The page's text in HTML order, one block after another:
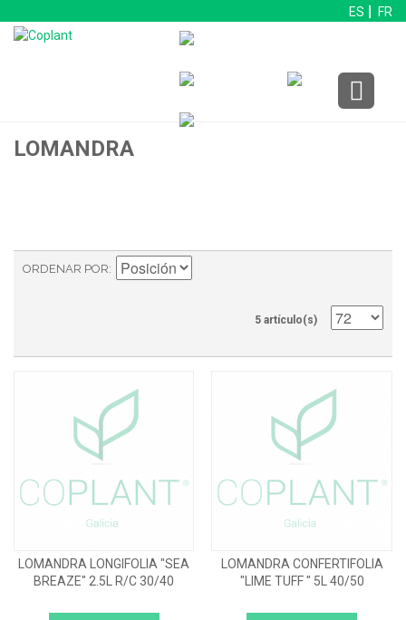
ES FR
LOMANDRA
ORDENAR POR
5 artículo(s)
LOMANDRA LONGIFOLIA "SEA
BREAZE" 2.5L R/C 30/40
LOMANDRA CONFERTIFOLIA
"LIME TUFF " 5L 40/50